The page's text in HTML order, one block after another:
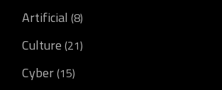
Artificial (8)
Culture (21)
Cyber(15)